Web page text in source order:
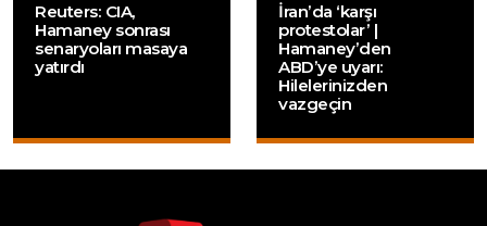
Reuters: CIA,
Hamaney sonrası
senaryoları masaya
yatırdı
İran’da ‘karşı
protestolar’ |
Hamaney’den
ABD’ye uyarı:
Hilelerinizden
vazgeçin